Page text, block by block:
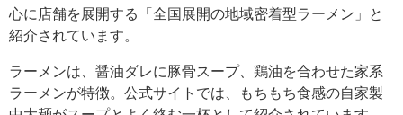
心に店舗を展開する「全国展開の地域密着型ラーメン」と
紹介されています。
ラーメンは、醤油ダレに豚骨スープ、鶏油を合わせた家系
ラーメンが特徴。公式サイトでは、もちもち食感の自家製